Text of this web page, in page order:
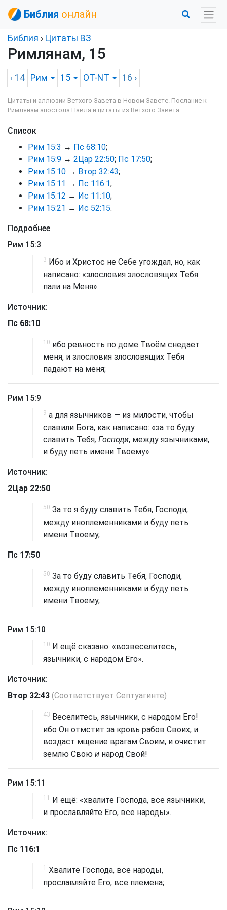
Библия онлайн
Библия › Цитаты ВЗ
Римлянам, 15
‹ 14 Рим 15 OT-NT 16 ›
Цитаты и аллюзии Ветхого Завета в Новом Завете. Послание к
Римлянам апостола Павла и цитаты из Ветхого Завета
Список
Рим 15:3 → Пс 68:10;
Рим 15:9 → 2Цар 22:50; Пс 17:50;
Рим 15:10 → Втор 32:43;
Рим 15:11 → Пс 116:1;
Рим 15:12 → Ис 11:10;
Рим 15:21 → Ис 52:15.
Подробнее
Рим 15:3
3 Ибо и Христос не Себе угождал, но, как
написано: «злословия злословящих Тебя
пали на Меня».
Источник:
Пс 68:10
10 ибо ревность по доме Твоём снедает
меня, и злословия злословящих Тебя
падают на меня;
Рим 15:9
9 а для язычников — из милости, чтобы
славили Бога, как написано: «за то буду
славить Тебя, Господи, между язычниками,
и буду петь имени Твоему».
Источник:
2Цар 22:50
50 За то я буду славить Тебя, Господи,
между иноплеменниками и буду петь
имени Твоему,
Пс 17:50
50 За то буду славить Тебя, Господи,
между иноплеменниками и буду петь
имени Твоему,
Рим 15:10
10 И ещё сказано: «возвеселитесь,
язычники, с народом Его».
Источник:
Втор 32:43 (Соответствует Септуагинте)
43 Веселитесь, язычники, с народом Его!
ибо Он отмстит за кровь рабов Своих, и
воздаст мщение врагам Своим, и очистит
землю Свою и народ Свой!
Рим 15:11
11 И ещё: «хвалите Господа, все язычники,
и прославляйте Его, все народы».
Источник:
Пс 116:1
1 Хвалите Господа, все народы,
прославляйте Его, все племена;